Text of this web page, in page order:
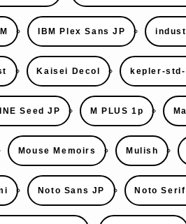
IBM Plex Sans JP
Kaisei Decol kepler-
Seed JP M PLUS 1p
Mouse Memoirs Mulish
Noto Sans JP Noto